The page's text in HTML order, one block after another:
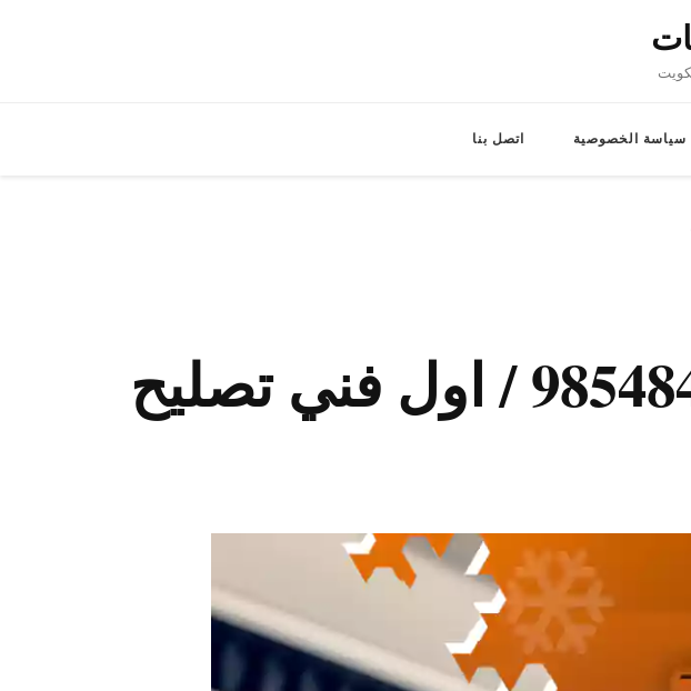
سياسة الخصوصية اتصل بنا
فني تصليح تكييف العقيلة / 98548488 / اول فني تصليح